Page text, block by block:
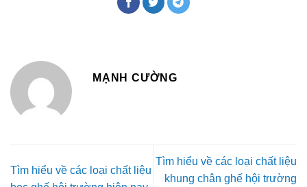
MẠNH CƯỜNG
Tìm hiểu về các loại chất liệu
Tìm hiểu về các loại chất liệu
khung chân ghế hội trường